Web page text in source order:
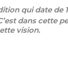
qui date de
dans cette
vision.